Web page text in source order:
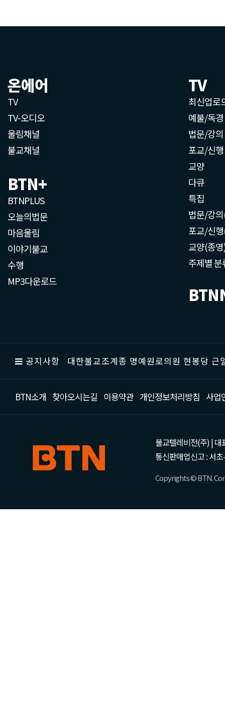
온에어
TV
TV-오디오
울림채널
불교채널
BTN+
BTNPLUS
오늘의법문
마음울림
이야기불교
수행
MP3다운로드
TV
최신업로
예불/독경
법문/강의
포교/신행
교양
다큐
특집
법문/강
포교/신
교양(종
주제별 분
공지사항 대한불교조계종 명예원로의원 현봉당
BTN소개 찾아오시는길 이용약관 개인정보처리방침 사업
불교텔레비전(주) | 대
통신판매업신고 : 서
Copyrights © BTN.